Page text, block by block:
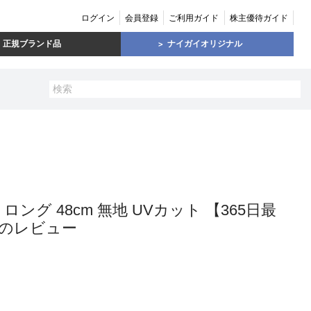
ログイン 会員登録 ご利用ガイド 株主優待ガイド
正規ブランド品 ナイガイオリジナル
ング 48cm 無地 UVカット 【365日最
レビュー